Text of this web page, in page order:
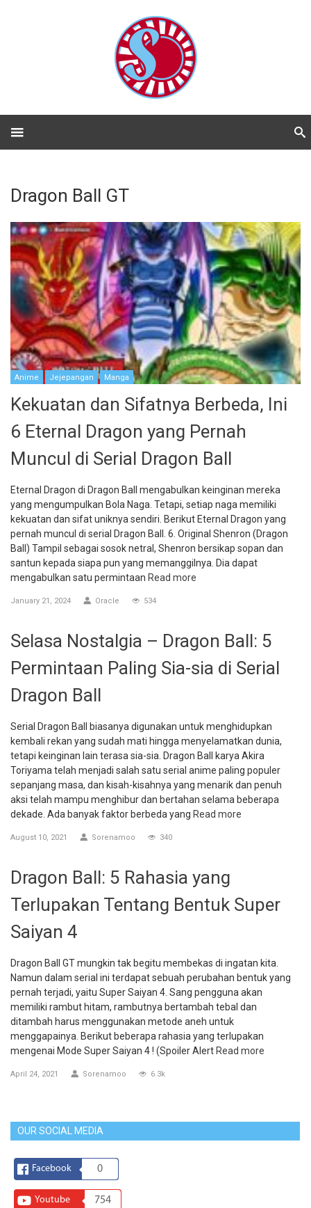
Dragon Ball GT
Anime Jejepangan Manga
Kekuatan dan Sifatnya Berbeda, Ini
6 Eternal Dragon yang Pernah
Muncul di Serial Dragon Ball
Eternal Dragon di Dragon Ball mengabulkan keinginan mereka
yang mengumpulkan Bola Naga. Tetapi, setiap naga memiliki
kekuatan dan sifat uniknya sendiri. Berikut Eternal Dragon yang
pernah muncul di serial Dragon Ball. 6. Original Shenron (Dragon
Ball) Tampil sebagai sosok netral, Shenron bersikap sopan dan
santun kepada siapa pun yang memanggilnya. Dia dapat
mengabulkan satu permintaan Read more
January 21, 2024 Oracle 534
Selasa Nostalgia – Dragon Ball: 5
Permintaan Paling Sia-sia di Serial
Dragon Ball
Serial Dragon Ball biasanya digunakan untuk menghidupkan
kembali rekan yang sudah mati hingga menyelamatkan dunia,
tetapi keinginan lain terasa sia-sia. Dragon Ball karya Akira
Toriyama telah menjadi salah satu serial anime paling populer
sepanjang masa, dan kisah-kisahnya yang menarik dan penuh
aksi telah mampu menghibur dan bertahan selama beberapa
dekade. Ada banyak faktor berbeda yang Read more
August 10, 2021 Sorenamoo 340
Dragon Ball: 5 Rahasia yang
Terlupakan Tentang Bentuk Super
Saiyan 4
Dragon Ball GT mungkin tak begitu membekas di ingatan kita.
Namun dalam serial ini terdapat sebuah perubahan bentuk yang
pernah terjadi, yaitu Super Saiyan 4. Sang pengguna akan
memiliki rambut hitam, rambutnya bertambah tebal dan
ditambah harus menggunakan metode aneh untuk
menggapainya. Berikut beberapa rahasia yang terlupakan
mengenai Mode Super Saiyan 4 ! (Spoiler Alert Read more
April 24, 2021 Sorenamoo 6.3k
OUR SOCIAL MEDIA
Facebook 0
Youtube 754